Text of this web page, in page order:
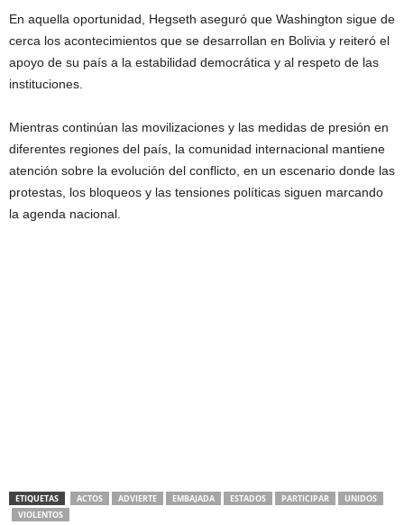
En aquella oportunidad, Hegseth aseguró que Washington sigue de
cerca los acontecimientos que se desarrollan en Bolivia y reiteró el
apoyo de su país a la estabilidad democrática y al respeto de las
instituciones.
Mientras continúan las movilizaciones y las medidas de presión en
diferentes regiones del país, la comunidad internacional mantiene
atención sobre la evolución del conflicto, en un escenario donde las
protestas, los bloqueos y las tensiones políticas siguen marcando
la agenda nacional.
ETIQUETAS ACTOS ADVIERTE EMBAJADA ESTADOS PARTICIPAR
UNIDOS
VIOLENTOS